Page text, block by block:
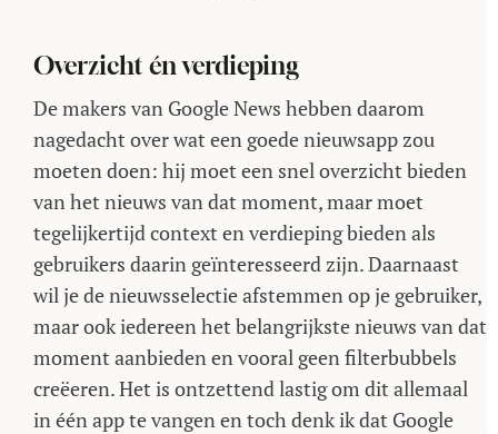
Overzicht én verdieping
De makers van Google News hebben daarom
nagedacht over wat een goede nieuwsapp zou
moeten doen: hij moet een snel overzicht bieden
van het nieuws van dat moment, maar moet
tegelijkertijd context en verdieping bieden als
gebruikers daarin geïnteresseerd zijn. Daarnaast
wil je de nieuwsselectie afstemmen op je gebruiker,
maar ook iedereen het belangrijkste nieuws van dat
moment aanbieden en vooral geen filterbubbels
creëeren. Het is ontzettend lastig om dit allemaal
in één app te vangen en toch denk ik dat Google